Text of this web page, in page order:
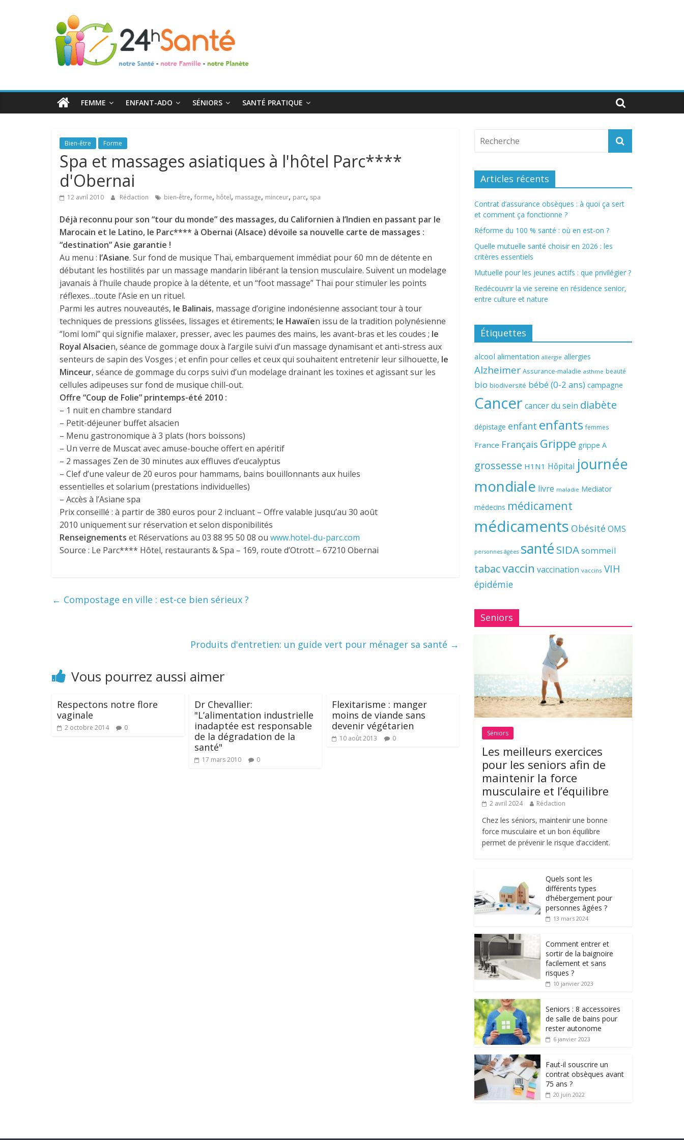
24h
Santé
toute
FEMME ENFANT-ADO SÉNIORS SANTÉ PRATIQUE
Bien-être Forme
Spa et massages asiatiques à l'hôtel Parc****
d'Obernai
12 avril 2010 Rédaction bien-être, forme, hôtel, massage, minceur, parc, spa
Déjà reconnu pour son “tour du monde” des massages, du Californien à l’Indien en passant par le
Marocain et le Latino, le Parc**** à Obernai (Alsace) dévoile sa nouvelle carte de massages :
“destination” Asie garantie !
Au menu : l’Asiane. Sur fond de musique Thaï, embarquement immédiat pour 60 mn de détente en
débutant les hostilités par un massage mandarin libérant la tension musculaire. Suivent un modelage
javanais à l’huile chaude propice à la détente, et un “foot massage” Thaï pour stimuler les points
réflexes…toute l’Asie en un rituel.
Parmi les autres nouveautés, le Balinais, massage d’origine indonésienne associant tour à tour
techniques de pressions glissées, lissages et étirements; le Hawaïen issu de la tradition polynésienne
“lomi lomi” qui signifie malaxer, presser, avec les paumes des mains, les avant-bras et les coudes ; le
Royal Alsacien, séance de gommage doux à l’argile suivi d’un massage dynamisant et anti-stress aux
senteurs de sapin des Vosges ; et enfin pour celles et ceux qui souhaitent entretenir leur silhouette, le
Minceur, séance de gommage du corps suivi d’un modelage drainant les toxines et agissant sur les
cellules adipeuses sur fond de musique chill-out.
Offre “Coup de Folie” printemps-été 2010 :
– 1 nuit en chambre standard
– Petit-déjeuner buffet alsacien
– Menu gastronomique à 3 plats (hors boissons)
– Un verre de Muscat avec amuse-bouche offert en apéritif
– 2 massages Zen de 30 minutes aux effluves d’eucalyptus
– Clef d’une valeur de 20 euros pour hammams, bains bouillonnants aux huiles
essentielles et solarium (prestations individuelles)
– Accès à l’Asiane spa
Prix conseillé : à partir de 380 euros pour 2 incluant – Offre valable jusqu’au 30 août
2010 uniquement sur réservation et selon disponibilités
Renseignements et Réservations au 03 88 95 50 08 ou www.hotel-du-parc.com
Source : Le Parc**** Hôtel, restaurants & Spa – 169, route d’Otrott – 67210 Obernai
← Compostage en ville : est-ce bien sérieux ?
Produits d'entretien: un guide vert pour ménager sa santé →
Vous pourrez aussi aimer
Respectons notre flore
vaginale
2 octobre 2014 0
Dr Chevallier:
"L’alimentation industrielle
inadaptée est responsable
de la dégradation de la
santé"
17 mars 2010 0
Flexitarisme : manger
moins de viande sans
devenir végétarien
10 août 2013 0
Articles récents
Contrat d’assurance obsèques : à quoi ça sert
et comment ça fonctionne ?
Réforme du 100 % santé : où en est-on ?
Quelle mutuelle santé choisir en 2026 : les
critères essentiels
Mutuelle pour les jeunes actifs : que privilégier ?
Redécouvrir la vie sereine en résidence senior,
entre culture et nature
Étiquettes
alcool alimentation allergie allergies
Alzheimer Assurance-maladie asthme beauté
bio biodiversité bébé (0-2 ans) campagne
Cancer cancer du sein diabète
dépistage enfant enfants femmes
France Français Grippe grippe A
grossesse H1N1 Hôpital journée
mondiale livre maladie Mediator
médecins médicament
médicaments Obésité OMS
personnes âgées santé SIDAsommeil
tabacvaccin vaccination vaccins VIH
épidémie
Seniors
Séniors
Les meilleurs exercices
pour les seniors afin de
maintenir la force
musculaire et l’équilibre
2 avril 2024 Rédaction
Chez les séniors, maintenir une bonne
force musculaire et un bon équilibre
permet de prévenir le risque d’accident.
Quels sont les
différents types
d’hébergement pour
personnes âgées ?
13 mars 2024
Comment entrer et
sortir de la baignoire
facilement et sans
risques ?
10 janvier 2023
Seniors : 8 accessoires
de salle de bains pour
rester autonome
6 janvier 2023
Faut-il souscrire un
contrat obsèques avant
75 ans ?
20 juin 2022